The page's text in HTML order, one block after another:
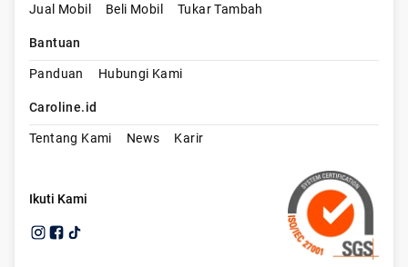
Jual Mobil Beli Mobil Tukar Tambah
Bantuan
Panduan Hubungi Kami
Caroline.id
Tentang Kami News Karir
Ikuti Kami